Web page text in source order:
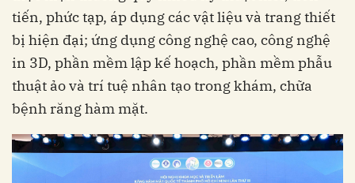
tiến, phức tạp, áp dụng các vật liệu và trang thiết
bị hiện đại; ứng dụng công nghệ cao, công nghệ
in 3D, phần mềm lập kế hoạch, phần mềm phẫu
thuật ảo và trí tuệ nhân tạo trong khám, chữa
bệnh răng hàm mặt.